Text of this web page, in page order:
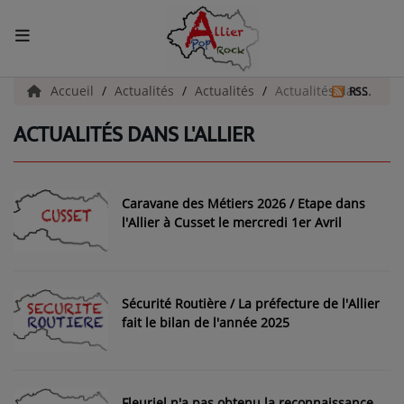
ACCUEIL
Actualités
AGENDA CULTUREL - ALLIER
INFOS POP ROCK
La Radio
EMISSIONS
ARTISTES
Accueil Actualités Actualités Actualités dans l'Allier
RSS
ACTUALITÉS DANS L'ALLIER
Caravane des Métiers 2026 / Etape dans
l'Allier à Cusset le mercredi 1er Avril
Sécurité Routière / La préfecture de l'Allier
fait le bilan de l'année 2025